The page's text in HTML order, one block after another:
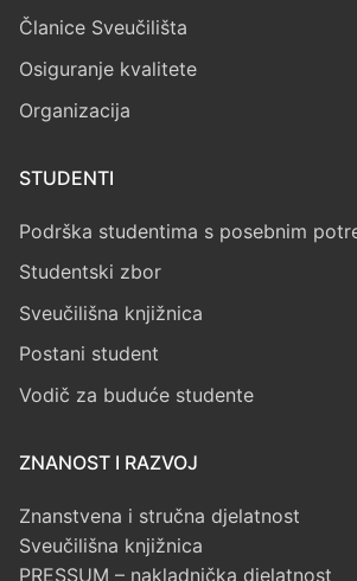
Članice Sveučilišta
Osiguranje kvalitete
Organizacija
STUDENTI
Podrška studentima s posebnim
Studentski zbor
Sveučilišna knjižnica
Postani student
Vodič za buduće studente
ZNANOST I RAZVOJ
Znanstvena i stručna djelatnost
Sveučilišna knjižnica
PRESSUM – nakladnička djelatnost